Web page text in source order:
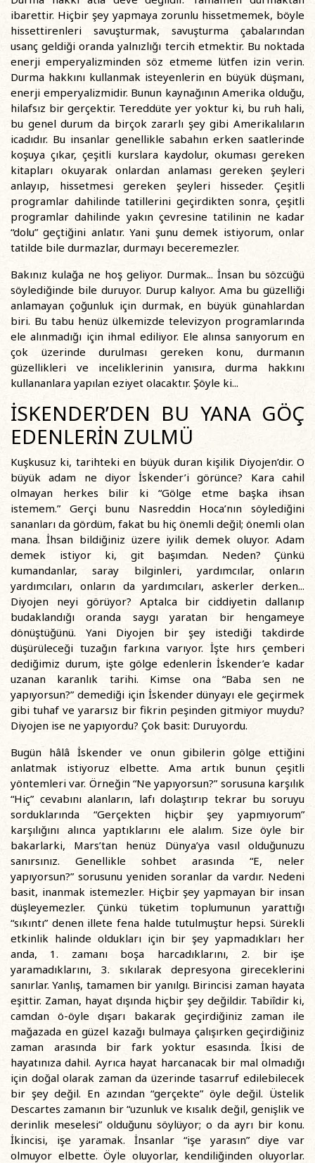
ibarettir. Hiçbir şey yapmaya zorunlu hissetmemek, böyle
hissettirenleri savuşturmak, savuşturma çabalarından
usanç geldiği oranda yalnızlığı tercih etmektir. Bu noktada
enerji emperyalizminden söz etmeme lütfen izin verin.
Durma hakkını kullanmak isteyenlerin en büyük düşmanı,
enerji emperyalizmidir. Bunun kaynağının Amerika olduğu,
hilafsız bir gerçektir. Tereddüte yer yoktur ki, bu ruh hali,
bu genel durum da birçok zararlı şey gibi Amerikalıların
icadıdır. Bu insanlar genellikle sabahın erken saatlerinde
koşuya çıkar, çeşitli kurslara kaydolur, okuması gereken
kitapları okuyarak onlardan anlaması gereken şeyleri
anlayıp, hissetmesi gereken şeyleri hisseder. Çeşitli
programlar dahilinde tatillerini geçirdikten sonra, çeşitli
programlar dahilinde yakın çevresine tatilinin ne kadar
“dolu” geçtiğini anlatır. Yani şunu demek istiyorum, onlar
tatilde bile durmazlar, durmayı beceremezler.
Bakınız kulağa ne hoş geliyor. Durmak... İnsan bu sözcüğü
söylediğinde bile duruyor. Durup kalıyor. Ama bu güzelliği
anlamayan çoğunluk için durmak, en büyük günahlardan
biri. Bu tabu henüz ülkemizde televizyon programlarında
ele alınmadığı için ihmal ediliyor. Ele alınsa sanıyorum en
çok üzerinde durulması gereken konu, durmanın
güzellikleri ve inceliklerinin yanısıra, durma hakkını
kullananlara yapılan eziyet olacaktır. Şöyle ki...
İSKENDER’DEN BU YANA GÖÇ
EDENLERİN ZULMÜ
Kuşkusuz ki, tarihteki en büyük duran kişilik Diyojen’dir. O
büyük adam ne diyor İskender’i görünce? Kara cahil
olmayan herkes bilir ki “Gölge etme başka ihsan
istemem.” Gerçi bunu Nasreddin Hoca’nın söylediğini
sananları da gördüm, fakat bu hiç önemli değil; önemli olan
mana. İhsan bildiğiniz üzere iyilik demek oluyor. Adam
demek istiyor ki, git başımdan. Neden? Çünkü
kumandanlar, saray bilginleri, yardımcılar, onların
yardımcıları, onların da yardımcıları, askerler derken...
Diyojen neyi görüyor? Aptalca bir ciddiyetin dallanıp
budaklandığı oranda saygı yaratan bir hengameye
dönüştüğünü. Yani Diyojen bir şey istediği takdirde
düşürüleceği tuzağın farkına varıyor. İşte hırs çemberi
dediğimiz durum, işte gölge edenlerin İskender’e kadar
uzanan karanlık tarihi. Kimse ona “Baba sen ne
yapıyorsun?” demediği için İskender dünyayı ele geçirmek
gibi tuhaf ve yararsız bir fikrin peşinden gitmiyor muydu?
Diyojen ise ne yapıyordu? Çok basit: Duruyordu.
Bugün hâlâ İskender ve onun gibilerin gölge ettiğini
anlatmak istiyoruz elbette. Ama artık bunun çeşitli
yöntemleri var. Örneğin “Ne yapıyorsun?” sorusuna karşılık
“Hiç” cevabını alanların, lafı dolaştırıp tekrar bu soruyu
sorduklarında “Gerçekten hiçbir şey yapmıyorum”
karşılığını alınca yaptıklarını ele alalım. Size öyle bir
bakarlarki, Mars’tan henüz Dünya’ya vasıl olduğunuzu
sanırsınız. Genellikle sohbet arasında “E, neler
yapıyorsun?” sorusunu yeniden soranlar da vardır. Nedeni
basit, inanmak istemezler. Hiçbir şey yapmayan bir insan
düşleyemezler. Çünkü tüketim toplumunun yarattığı
“sıkıntı” denen illete fena halde tutulmuştur hepsi. Sürekli
etkinlik halinde oldukları için bir şey yapmadıkları her
anda, 1. zamanı boşa harcadıklarını, 2. bir işe
yaramadıklarını, 3. sıkılarak depresyona gireceklerini
sanırlar. Yanlış, tamamen bir yanılgı. Birincisi zaman hayata
eşittir. Zaman, hayat dışında hiçbir şey değildir. Tabiîdir ki,
camdan ö-öyle dışarı bakarak geçirdiğiniz zaman ile
mağazada en güzel kazağı bulmaya çalışırken geçirdiğiniz
zaman arasında bir fark yoktur esasında. İkisi de
hayatınıza dahil. Ayrıca hayat harcanacak bir mal olmadığı
için doğal olarak zaman da üzerinde tasarruf edilebilecek
bir şey değil. En azından “gerçekte” öyle değil. Üstelik
Descartes zamanın bir “uzunluk ve kısalık değil, genişlik ve
derinlik meselesi” olduğunu söylüyor; o da ayrı bir konu.
İkincisi, işe yaramak. İnsanlar “işe yarasın” diye var
olmuyor elbette. Öyle oluyorlar, kendiliğinden oluyorlar.